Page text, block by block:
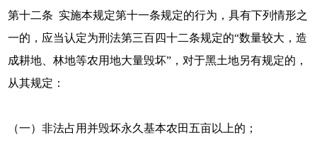
第十二条 实施本规定第十一条规定的行为，具有下列情形之
一的，应当认定为刑法第三百四十二条规定的“数量较大，造
成耕地、林地等农用地大量毁坏”，对于黑土地另有规定的，
从其规定：
（一）非法占用并毁坏永久基本农田五亩以上的；